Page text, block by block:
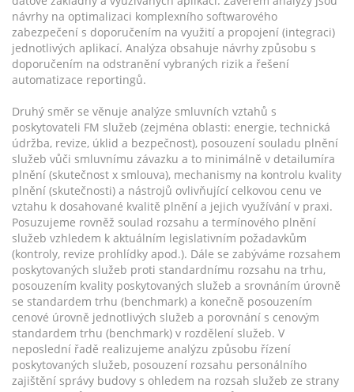
návrhy na optimalizaci komplexního softwarového
zabezpečení s doporučením na využití a propojení (integraci)
jednotlivých aplikací. Analýza obsahuje návrhy způsobu s
doporučením na odstranění vybraných rizik a řešení
automatizace reportingů.
Druhý směr se věnuje analýze smluvních vztahů s
poskytovateli FM služeb (zejména oblasti: energie, technická
údržba, revize, úklid a bezpečnost), posouzení souladu plnění
služeb vůči smluvnímu závazku a to minimálně v detailumíra
plnění (skutečnost x smlouva), mechanismy na kontrolu kvality
plnění (skutečnosti) a nástrojů ovlivňující celkovou cenu ve
vztahu k dosahované kvalitě plnění a jejich využívání v praxi.
Posuzujeme rovněž soulad rozsahu a termínového plnění
služeb vzhledem k aktuálním legislativním požadavkům
(kontroly, revize prohlídky apod.). Dále se zabýváme rozsahem
poskytovaných služeb proti standardnímu rozsahu na trhu,
posouzením kvality poskytovaných služeb a srovnáním úrovně
se standardem trhu (benchmark) a konečně posouzením
cenové úrovně jednotlivých služeb a porovnání s cenovým
standardem trhu (benchmark) v rozdělení služeb. V
neposlední řadě realizujeme analýzu způsobu řízení
poskytovaných služeb, posouzení rozsahu personálního
zajištění správy budovy s ohledem na rozsah služeb ze strany